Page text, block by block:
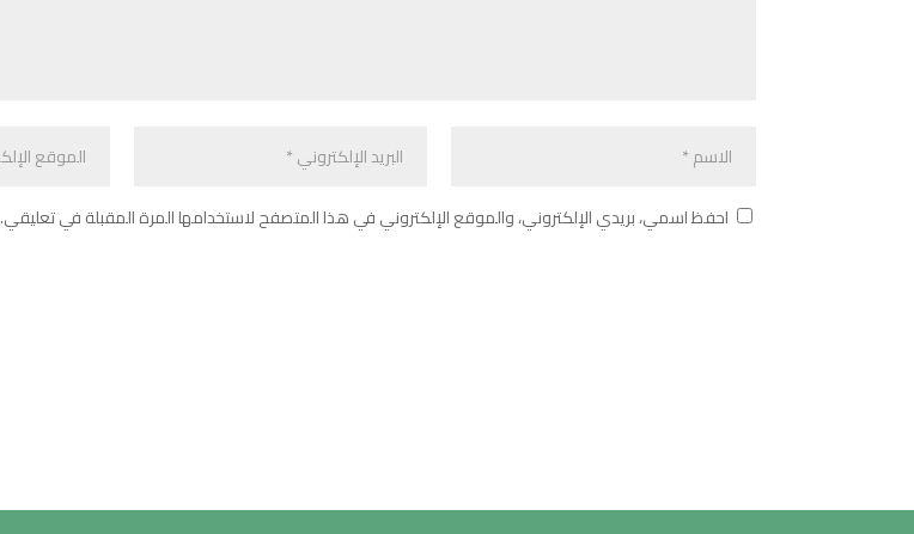
احفظ اسمي، بريدي الإلكتروني، والموقع الإلكتروني في هذا المتصفح لاستخدامها المرة المقبلة في تعليقي.